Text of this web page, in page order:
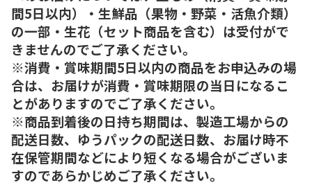
間5日以内）・生鮮品（果物・野菜・活魚介類）
の一部・生花（セット商品を含む）は受付がで
きませんのでご了承ください。
※消費・賞味期間5日以内の商品をお申込みの場
合は、お届けが消費・賞味期限の当日になるこ
とがありますのでご了承ください。
※商品到着後の日持ち期間は、製造工場からの
配送日数、ゆうパックの配送日数、お届け時不
在保管期間などにより短くなる場合がございま
すのであらかじめご了承ください。